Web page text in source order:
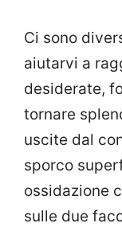
Ci sono
aiutarvi a
desiderate,
tornare
uscite dal
sporco
ossidazione
sulle due